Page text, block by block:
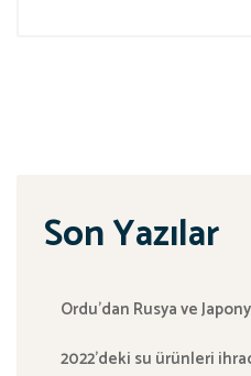
Son Yazılar
Ordu’dan Rusya ve
2022’deki su ürünleri